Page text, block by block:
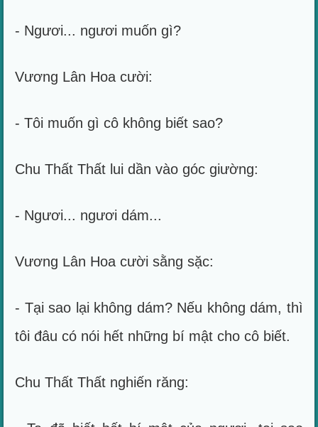
- Ngươi... ngươi muốn gì?
Vương Lân Hoa cười:
- Tôi muốn gì cô không biết sao?
Chu Thất Thất lui dần vào góc giường:
- Ngươi... ngươi dám...
Vương Lân Hoa cười sằng sặc:
- Tại sao lại không dám? Nếu không dám, thì
tôi đâu có nói hết những bí mật cho cô biết.
Chu Thất Thất nghiến răng: